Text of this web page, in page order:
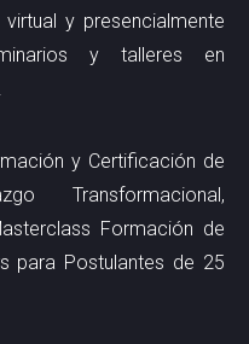
y presencialmente
y talleres en
y Certificación de
Transformacional,
Formación de
para Postulantes de 25